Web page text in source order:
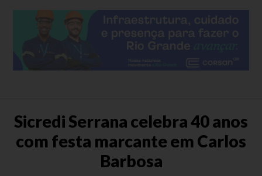
Sicredi Serrana celebra 40 anos
com festa marcante em Carlos
Barbosa